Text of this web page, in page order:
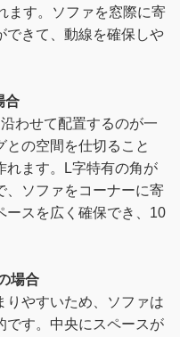
ます。ソファを窓際に寄
できて、動線を確保しや
合
わせて配置するのが一
の空間を仕切ること
れます。L字特有の角が
、ソファをコーナーに寄
ースを広く確保でき、10
場合
りやすいため、ソファは
です。中央にスペースが